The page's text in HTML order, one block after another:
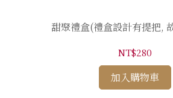
甜聚禮盒(禮盒設計有提把,
NT$280
加入購物車